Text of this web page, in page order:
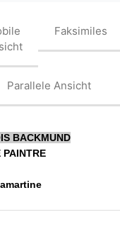
Faksimiles
Parallele Ansicht
BACKMUND
PAINTRE